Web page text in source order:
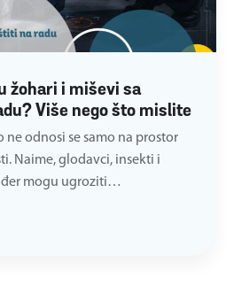
žohari i miševi sa
Više nego što mislite
ne odnosi se samo na prostor
Naime, glodavci, insekti i
mogu ugroziti…